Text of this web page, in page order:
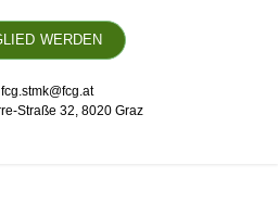
WERDEN
fcg.stmk@fcg.at
Straße 32, 8020 Graz